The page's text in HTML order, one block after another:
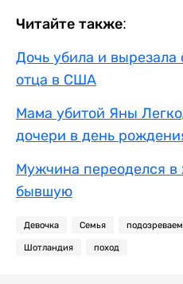
Читайте также:
Дочь убила и вырезала
отца в США
Мама убитой Яны
дочери в день
Мужчина переоделся
бывшую
Девочка Семья
Шотландия поход